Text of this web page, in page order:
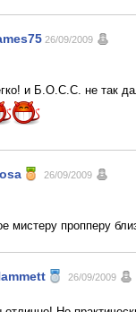
26/09/2009
и Б.О.С.С. не так
26/09/2009
мистеру пропперу
26/09/2009